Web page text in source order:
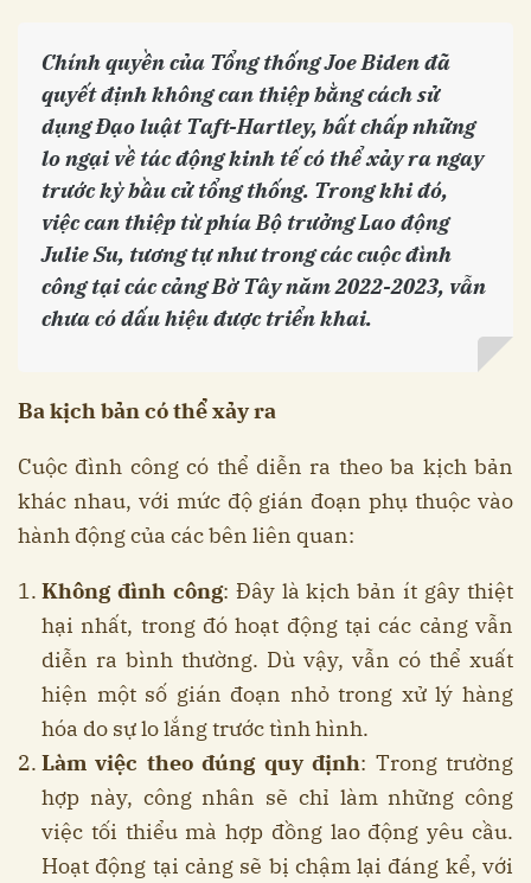
Chính quyền của Tổng thống Joe Biden đã
quyết định không can thiệp bằng cách sử
dụng Đạo luật Taft-Hartley, bất chấp những
lo ngại về tác động kinh tế có thể xảy ra ngay
trước kỳ bầu cử tổng thống. Trong khi đó,
việc can thiệp từ phía Bộ trưởng Lao động
Julie Su, tương tự như trong các cuộc đình
công tại các cảng Bờ Tây năm 2022-2023, vẫn
chưa có dấu hiệu được triển khai.
Ba kịch bản có thể xảy ra
Cuộc đình công có thể diễn ra theo ba kịch bản
khác nhau, với mức độ gián đoạn phụ thuộc vào
hành động của các bên liên quan:
Không đình công: Đây là kịch bản ít gây thiệt
hại nhất, trong đó hoạt động tại các cảng vẫn
diễn ra bình thường. Dù vậy, vẫn có thể xuất
hiện một số gián đoạn nhỏ trong xử lý hàng
hóa do sự lo lắng trước tình hình.
Làm việc theo đúng quy định: Trong trường
hợp này, công nhân sẽ chỉ làm những công
việc tối thiểu mà hợp đồng lao động yêu cầu.
Hoạt động tại cảng sẽ bị chậm lại đáng kể, với